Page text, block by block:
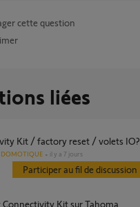
cette question
liées
Kit / factory reset / volets IO?
DOMOTIQUE il y a 7 jours
Participer au fil de discussion